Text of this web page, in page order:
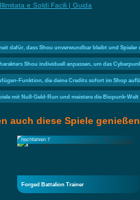
e Soldi Facili | Guida
dafür, dass Shou unverwundbar bleibt und
Shou individuell anpassen, um das
Funktion, die deine Credits sofort im Shop
mit Null-Geld-Run und meistere die Biopunk-
auch diese Spiele genießen
hochfahren 7
Forged Battalion Trainer